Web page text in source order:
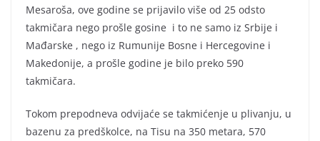
Mesaroša, ove godine se prijavilo više od 25 odsto
takmičara nego prošle gosine i to ne samo iz Srbije i
Mađarske , nego iz Rumunije Bosne i Hercegovine i
Makedonije, a prošle godine je bilo preko 590
takmičara.
Tokom prepodneva odvijaće se takmićenje u plivanju, u
bazenu za predškolce, na Tisu na 350 metara, 570